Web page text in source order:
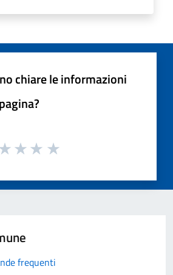
chiare le informazioni
frequenti